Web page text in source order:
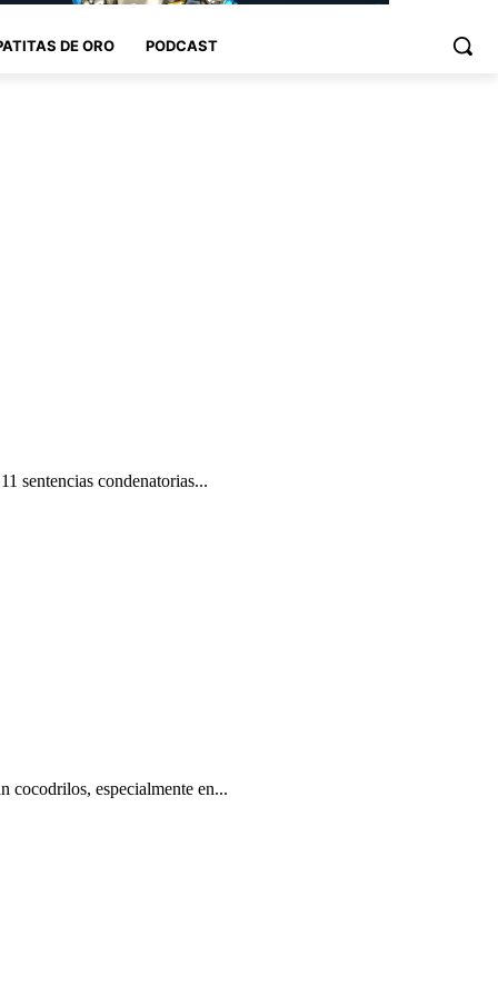
DE ORO PODCAST
sentencias condenatorias...
cocodrilos, especialmente en...